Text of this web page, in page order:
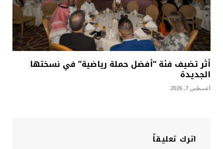
أثر تضيف فئة “أفضل حملة رياضية” في نسختها
الجديدة
أغسطس 7, 2026
اترك تعليقاً